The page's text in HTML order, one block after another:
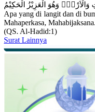
وَهُوَ الْعَزِيْزُ الْحَكِيْمُ
Apa yang di langit dan di
Mahaperkasa, Mahabijaksana.
(QS. Al-Hadid:1)
Surat Lainnya